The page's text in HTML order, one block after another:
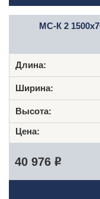
МС-К 2
40 976 Р